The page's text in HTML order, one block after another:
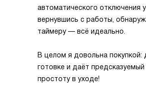
автоматического отключения
вернувшись с работы,
таймеру — всё идеально.
В целом я довольна покупкой:
готовке и даёт
простоту в уходе!